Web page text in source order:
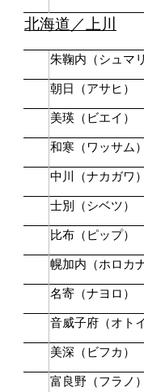
北海道／上川
朱鞠内（シュマ
朝日（アサヒ）
美瑛（ビエイ）
和寒（ワッサム）
中川（ナカガワ）
士別（シベツ）
比布（ピップ）
幌加内（ホロカ
名寄（ナヨロ）
音威子府（オト
美深（ビフカ）
富良野（フラノ）